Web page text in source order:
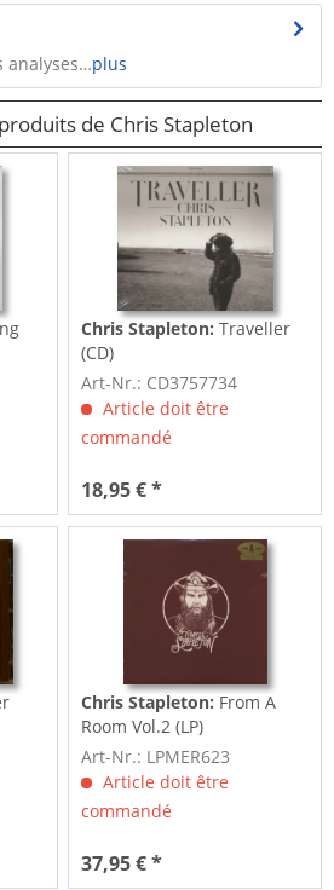
analyses…plus
de Chris Stapleton
Chris Stapleton:Traveller
(CD)
Art-Nr.: CD3757734
Article doit être
commandé
18,95 € *
Chris Stapleton: From A
Room Vol.2 (LP)
Art-Nr.: LPMER623
Article doit être
commandé
37,95 € *